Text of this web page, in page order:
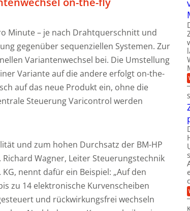
Minute – je nach Drahtquerschnitt und
gegenüber sequenziellen Systemen. Zur
Variantenwechsel bei. Die Umstellung
Variante auf die andere erfolgt on-the-
auf das neue Produkt ein, ohne die
Steuerung Varicontrol werden
und zum hohen Durchsatz der BM-HP
Wagner, Leiter Steuerungstechnik
nennt dafür ein Beispiel: „Auf den
zu 14 elektronische Kurvenscheiben
und rückwirkungsfrei wechseln